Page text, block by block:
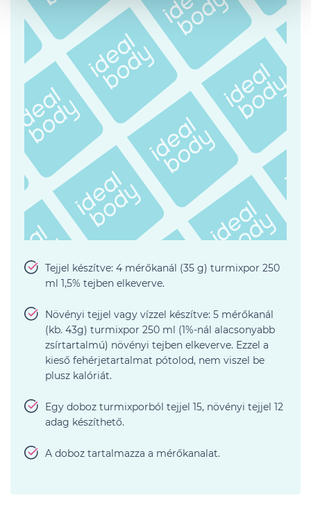
Tejjel készítve: 4 mérőkanál (35 g) turmixpor 250
ml 1,5% tejben elkeverve.
Növényi tejjel vagy vízzel készítve: 5 mérőkanál
(kb. 43g) turmixpor 250 ml (1%-nál alacsonyabb
zsírtartalmú) növényi tejben elkeverve. Ezzel a
kieső fehérjetartalmat pótolod, nem viszel be
plusz kalóriát.
Egy doboz turmixporból tejjel 15, növényi tejjel 12
adag készíthető.
A doboz tartalmazza a mérőkanalat.